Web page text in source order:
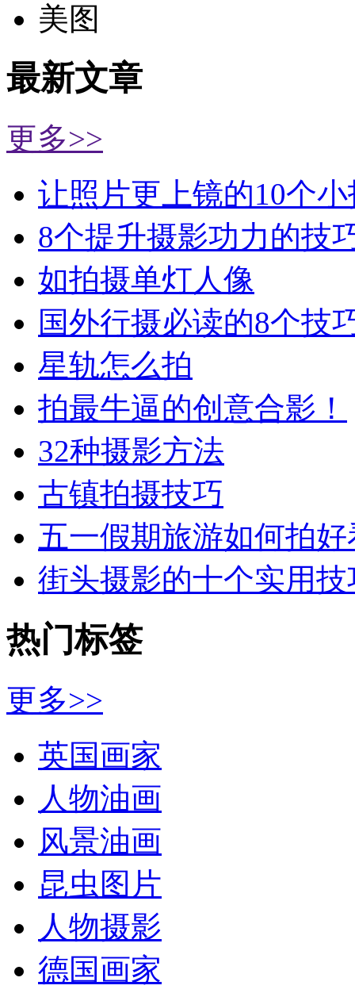
美图
最新文章
更多>>
让照片更上镜的10个
8个提升摄影功力的技
如拍摄单灯人像
国外行摄必读的8个技
星轨怎么拍
拍最牛逼的创意合影！
32种摄影方法
古镇拍摄技巧
五一假期旅游如何拍好
街头摄影的十个实用技
热门标签
更多>>
英国画家
人物油画
风景油画
昆虫图片
人物摄影
德国画家